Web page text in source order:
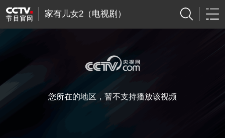
家有儿女2（电视剧）
您所在的地区，暂不支持播放该视频